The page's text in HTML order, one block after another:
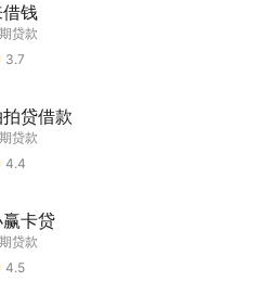
钱
贷款
3.7
贷借款
贷款
4.4
卡贷
贷款
4.5